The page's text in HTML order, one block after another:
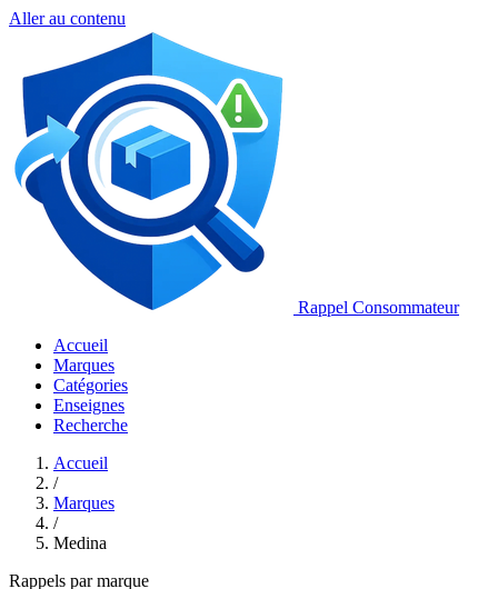
Aller au contenu
Rappel Consommateur
Accueil
Marques
Catégories
Enseignes
Recherche
Accueil
/
Marques
/
Medina
Rappels par marque